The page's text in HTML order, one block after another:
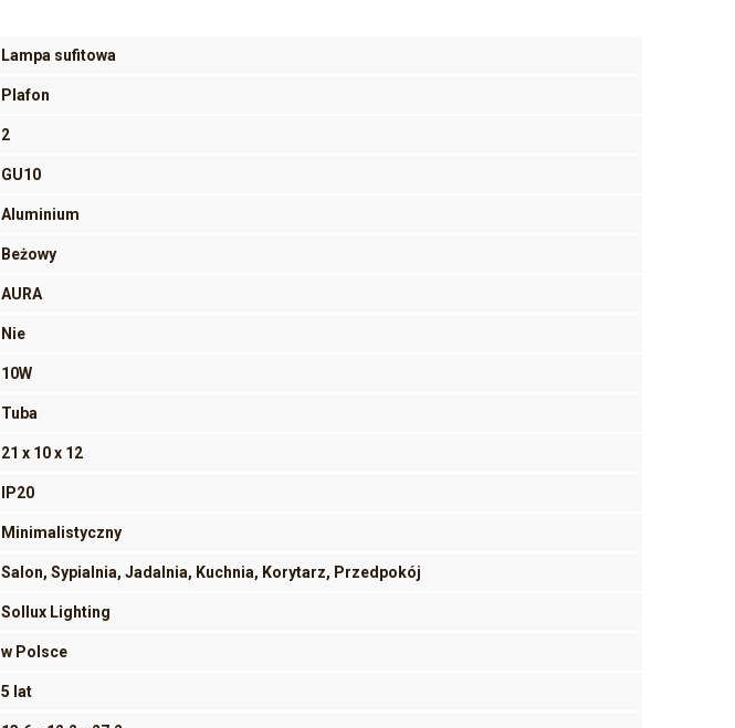
Lampa sufitowa
Plafon
2
GU10
Aluminium
Beżowy
AURA
Nie
10W
Tuba
21 x 10 x 12
IP20
Minimalistyczny
Salon, Sypialnia, Jadalnia, Kuchnia, Korytarz, Przedpokój
Sollux Lighting
w Polsce
5 lat